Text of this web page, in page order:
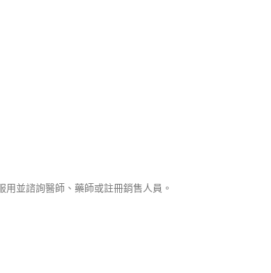
並諮詢醫師、藥師或註冊銷售人員。